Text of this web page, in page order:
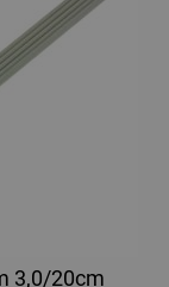
3,0/20cm